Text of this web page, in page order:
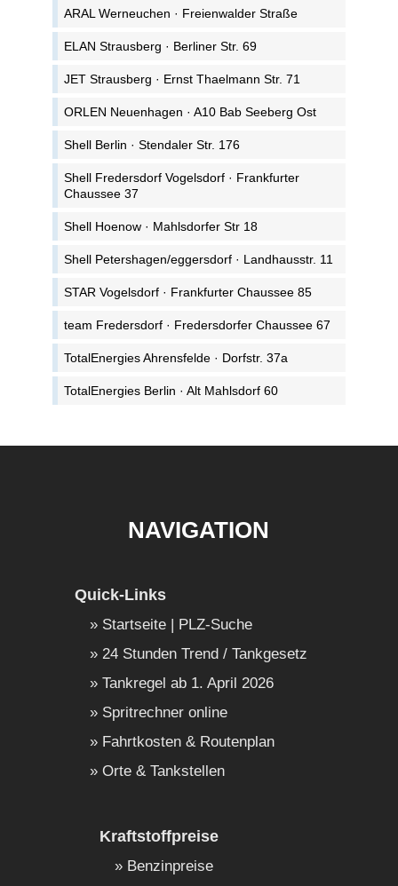
ARAL Werneuchen · Freienwalder Straße
ELAN Strausberg · Berliner Str. 69
JET Strausberg · Ernst Thaelmann Str. 71
ORLEN Neuenhagen · A10 Bab Seeberg Ost
Shell Berlin · Stendaler Str. 176
Shell Fredersdorf Vogelsdorf · Frankfurter
Chaussee 37
Shell Hoenow · Mahlsdorfer Str 18
Shell Petershagen/eggersdorf · Landhausstr. 11
STAR Vogelsdorf · Frankfurter Chaussee 85
team Fredersdorf · Fredersdorfer Chaussee 67
TotalEnergies Ahrensfelde · Dorfstr. 37a
TotalEnergies Berlin · Alt Mahlsdorf 60
NAVIGATION
Quick-Links
Startseite | PLZ-Suche
24 Stunden Trend / Tankgesetz
Tankregel ab 1. April 2026
Spritrechner online
Fahrtkosten & Routenplan
Orte & Tankstellen
Kraftstoffpreise
Benzinpreise